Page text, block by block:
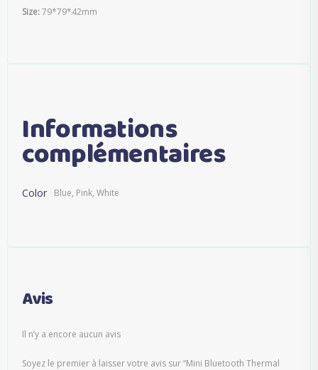
Size:79*79*42mm
Informations
complémentaires
Color Blue, Pink, White
Avis
Il n’y a encore aucun avis
Soyez le premier à laisser votre avis sur “Mini Bluetooth Thermal